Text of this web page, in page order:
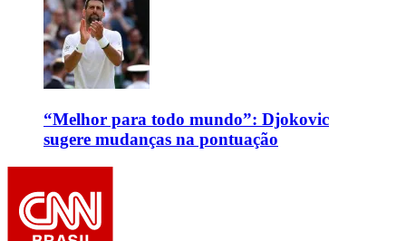
“Melhor para todo mundo”: Djokovic
sugere mudanças na pontuação